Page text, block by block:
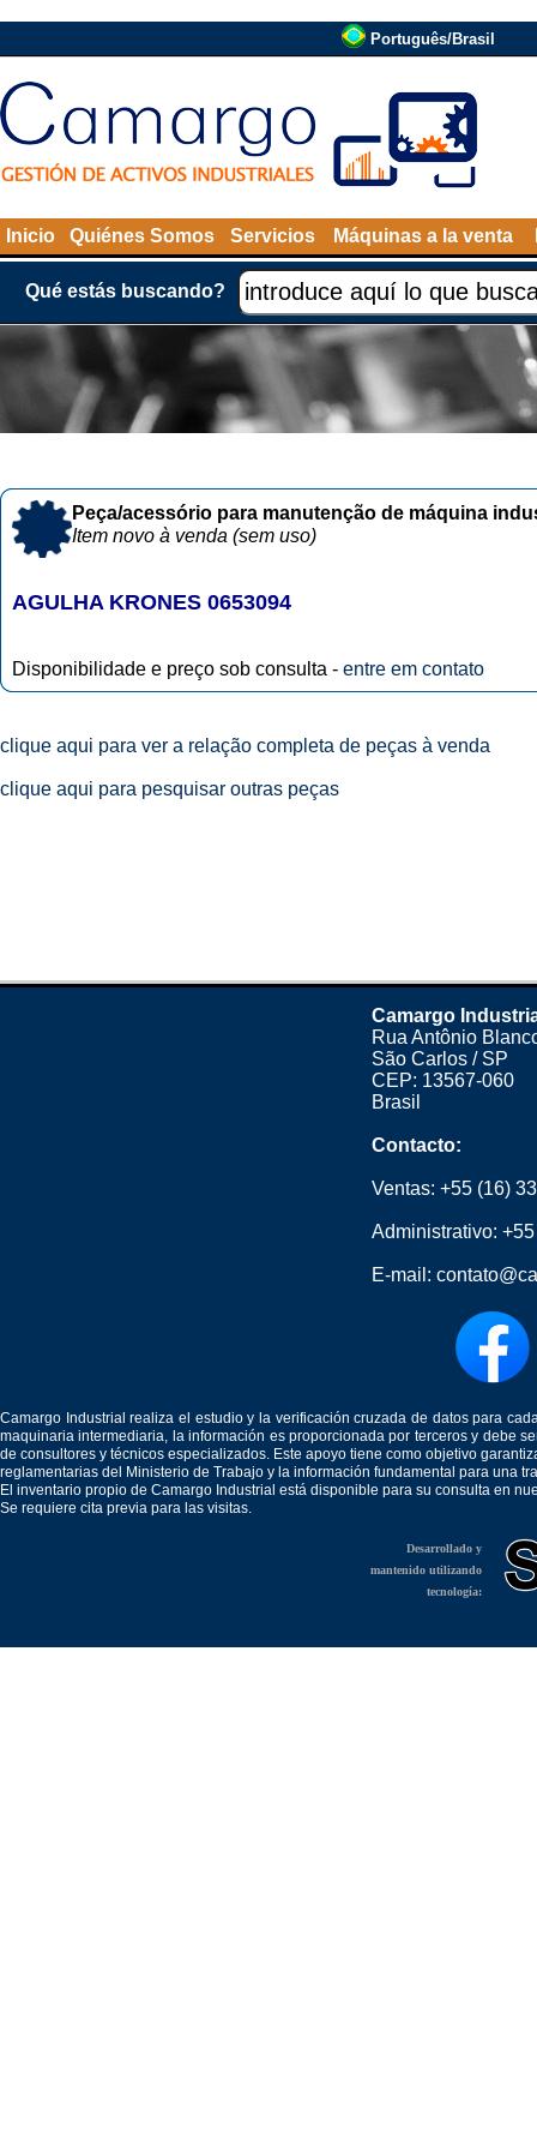
Português/Brasil
Inicio Quiénes Somos Servicios Máquinas a la venta
Qué estás buscando?
Peça/acessório para manutenção de máquina
Item novo à venda (sem uso)
AGULHA KRONES 0653094
Disponibilidade e preço sob consulta - entre em contato
clique aqui para ver a relação completa de peças à venda
clique aqui para pesquisar outras peças
Camargo
Rua Antônio
São Carlos / SP
CEP: 13567-060
Brasil
Contacto:
Ventas: +55 (16)
Administrativo:
E-mail:
Camargo Industrial realiza el estudio y la verificación cruzada de datos para
maquinaria intermediaria, la información es proporcionada por terceros y debe
de consultores y técnicos especializados. Este apoyo tiene como objetivo
reglamentarias del Ministerio de Trabajo y la información fundamental para una
El inventario propio de Camargo Industrial está disponible para su consulta en
Se requiere cita previa para las visitas.
Desarrollado y
mantenido utilizando
tecnología: